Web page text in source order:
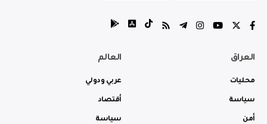
العراق
محليات
سياسة
أمن
العالم
عربي ودولي
أقتصاد
سياسة